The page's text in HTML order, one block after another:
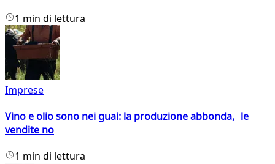
1 min di lettura
Imprese
Vino e olio sono nei guai: la produzione abbonda, le
vendite no
1 min di lettura